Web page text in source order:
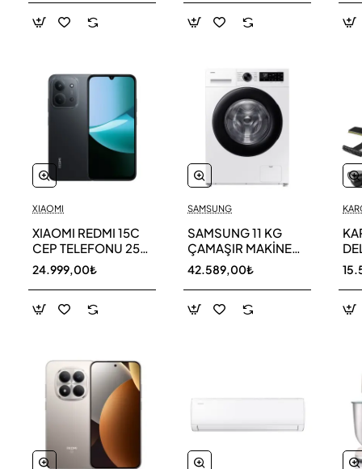
XIAOMI
XIAOMI REDMI 15C
CEP TELEFONU 256
GB
24.999,00₺
SAMSUNG
SAMSUNG 11 KG
ÇAMAŞIR MAKİNESİ
WW11DG5B25AEAH
42.589,00₺